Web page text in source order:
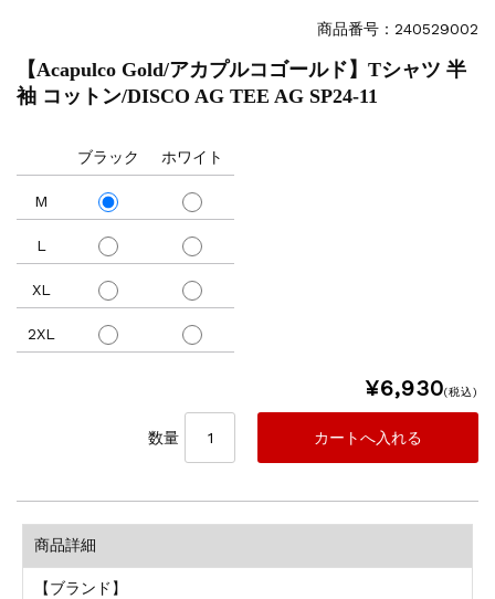
商品番号：240529002
【Acapulco Gold/アカプルコゴールド】Tシャツ 半
袖 コットン/DISCO AG TEE AG SP24-11
M
L
XL
2XL
ブラック ホワイト
¥6,930(税込)
数量
商品詳細
【ブランド】